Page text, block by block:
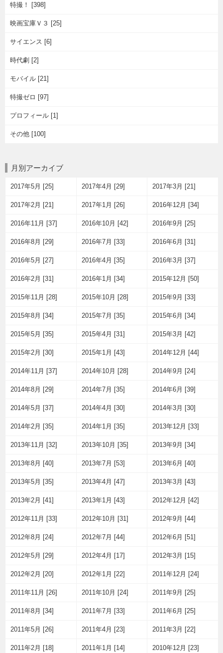
特撮！ [398]
映画宝庫Ｖ３ [25]
サイエンス [6]
時代劇 [2]
モバイル [21]
特撮ゼロ [97]
プロフィール [1]
その他 [100]
月別アーカイブ
2017年5月 [25] 2017年4月 [29] 2017年3月 [21]
2017年2月 [21] 2017年1月 [26] 2016年12月 [34]
2016年11月 [37] 2016年10月 [42] 2016年9月 [25]
2016年8月 [29] 2016年7月 [33] 2016年6月 [31]
2016年5月 [27] 2016年4月 [35] 2016年3月 [37]
2016年2月 [31] 2016年1月 [34] 2015年12月 [50]
2015年11月 [28] 2015年10月 [28] 2015年9月 [33]
2015年8月 [34] 2015年7月 [35] 2015年6月 [34]
2015年5月 [35] 2015年4月 [31] 2015年3月 [42]
2015年2月 [30] 2015年1月 [43] 2014年12月 [44]
2014年11月 [37] 2014年10月 [28] 2014年9月 [24]
2014年8月 [29] 2014年7月 [35] 2014年6月 [39]
2014年5月 [37] 2014年4月 [30] 2014年3月 [30]
2014年2月 [35] 2014年1月 [35] 2013年12月 [33]
2013年11月 [32] 2013年10月 [35] 2013年9月 [34]
2013年8月 [40] 2013年7月 [53] 2013年6月 [40]
2013年5月 [35] 2013年4月 [47] 2013年3月 [43]
2013年2月 [41] 2013年1月 [43] 2012年12月 [42]
2012年11月 [33] 2012年10月 [31] 2012年9月 [44]
2012年8月 [24] 2012年7月 [44] 2012年6月 [51]
2012年5月 [29] 2012年4月 [17] 2012年3月 [15]
2012年2月 [20] 2012年1月 [22] 2011年12月 [24]
2011年11月 [26] 2011年10月 [24] 2011年9月 [25]
2011年8月 [34] 2011年7月 [33] 2011年6月 [25]
2011年5月 [26] 2011年4月 [23] 2011年3月 [22]
2011年2月 [18] 2011年1月 [14] 2010年12月 [23]